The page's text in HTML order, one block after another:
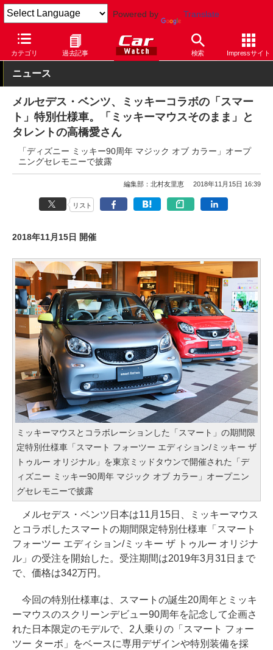
Powered by Translate
カテゴリ 過去記事 検索 Impressサイト
Car Watch 自動車 メルセデス・ベンツ その他
ニュース
メルセデス・ベンツ、ミッキーコラボの「スマー
ト」特別仕様車。「ミッキーマウスそのまま」と
タレントの高橋愛さん
「ディズニー ミッキー90周年 マジック オブ カラー」オープ
ニングセレモニーで披露
編集部：北村友里恵 2018年11月15日 16:39
リスト
2018年11月15日 開催
ミッキーマウスとコラボレーションした「スマート」の期間限
定特別仕様車「スマート フォーツー エディション/ミッキー ザ
トゥルー オリジナル」を東京ミッドタウンで開催された「デ
ィズニー ミッキー90周年 マジック オブ カラー」オープニン
グセレモニーで披露
メルセデス・ベンツ日本は11月15日、ミッキーマウス
とコラボしたスマートの期間限定特別仕様車「スマート
フォーツー エディション/ミッキー ザ トゥルー オリジナ
ル」の受注を開始した。受注期間は2019年3月31日まで
で、価格は342万円。
今回の特別仕様車は、スマートの誕生20周年とミッキ
ーマウスのスクリーンデビュー90周年を記念して企画さ
れた日本限定のモデルで、2人乗りの「スマート フォー
ツー ターボ」をベースに専用デザインや特別装備を採